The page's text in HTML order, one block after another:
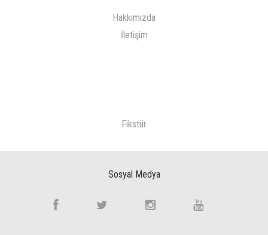
Hakkımızda
İletişim
Fikstür
Sosyal Medya